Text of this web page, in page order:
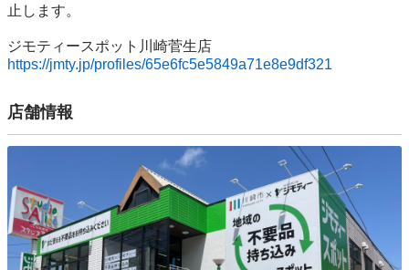
⽌します。
https://jmty.jp/profiles/65e6fc5e5849a71e8e9df321
店舗情報